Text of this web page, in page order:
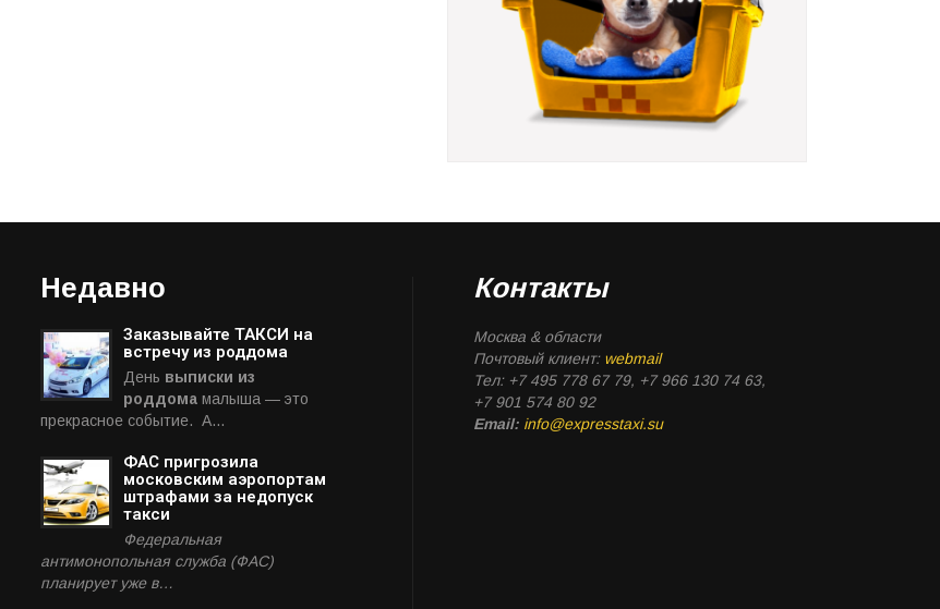
Недавно
Заказывайте ТАКСИ на
встречу из роддома
День выписки из
роддома малыша — это
прекрасное событие. А…
ФАС пригрозила
московским аэропортам
штрафами за недопуск
такси
Федеральная
антимонопольная служба (ФАС)
планирует уже в…
Контакты
Москва & области
Почтовый клиент: webmail
Тел: +7 495 778 67 79, +7 966 130 74 63,
+7 901 574 80 92
Email: info@expresstaxi.su